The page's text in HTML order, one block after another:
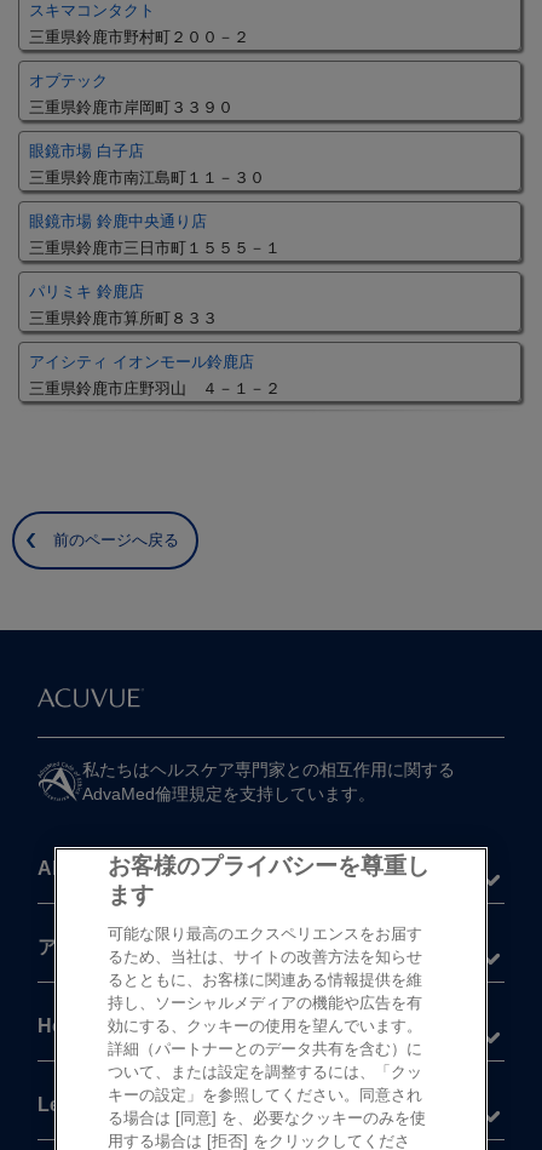
スキマコンタクト
三重県鈴鹿市野村町２００－２
オプテック
三重県鈴鹿市岸岡町３３９０
眼鏡市場 白子店
三重県鈴鹿市南江島町１１－３０
眼鏡市場 鈴鹿中央通り店
三重県鈴鹿市三日市町１５５５－１
パリミキ 鈴鹿店
三重県鈴鹿市算所町８３３
アイシティ イオンモール鈴鹿店
三重県鈴鹿市庄野羽山 ４－１－２
前のページへ戻る
私たちは​ヘルスケア専門家との​相互作用に​関する​
AdvaMed倫理規定を​支持しています。
About
アキュビュー®製品
Help
Legal
お客様のプライバシーを尊重し
ます
可能な限り最高のエクスペリエンスをお届す
るため、当社は、サイトの改善方法を知らせ
るとともに、お客様に関連ある情報提供を維
持し、ソーシャルメディアの機能や広告を有
効にする、クッキーの使用を望んでいます。
詳細（パートナーとのデータ共有を含む）に
ついて、または設定を調整するには、「クッ
キーの設定」を参照してください。同意され
る場合は [同意] を、必要なクッキーのみを使
用する場合は [拒否] をクリックしてくださ